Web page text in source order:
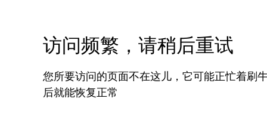
访问频繁，请稍后重试
您所要访问的页面不在这儿，它可能正忙着刷
后就能恢复正常